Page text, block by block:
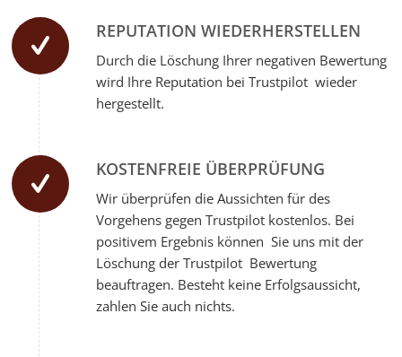
REPUTATION WIEDERHERSTELLEN
Durch die Löschung Ihrer negativen Bewertung
wird Ihre Reputation bei Trustpilot wieder
hergestellt.
KOSTENFREIE ÜBERPRÜFUNG
Wir überprüfen die Aussichten für des
Vorgehens gegen Trustpilot kostenlos. Bei
positivem Ergebnis können Sie uns mit der
Löschung der Trustpilot Bewertung
beauftragen. Besteht keine Erfolgsaussicht,
zahlen Sie auch nichts.